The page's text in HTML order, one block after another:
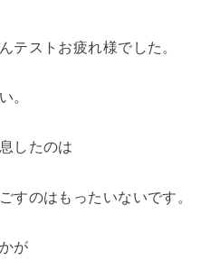
テストお疲れ様でした。
。
したのは
すのはもったいないです。
が